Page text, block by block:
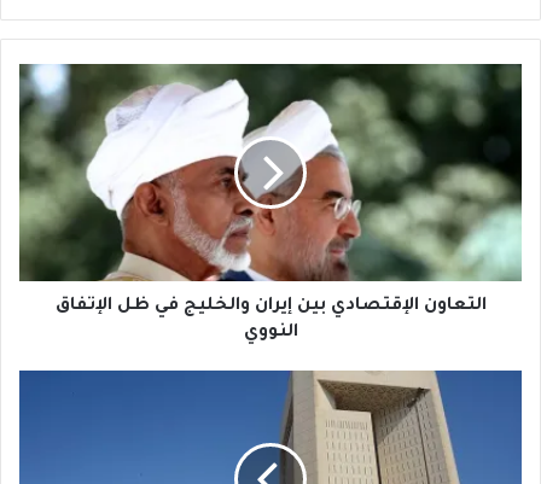
الإقتصادي
والخليج
في
الإتفاق
النووي
التعاون الإقتصادي بين إيران والخليج في ظل الإتفاق
النووي
والرأسمالية